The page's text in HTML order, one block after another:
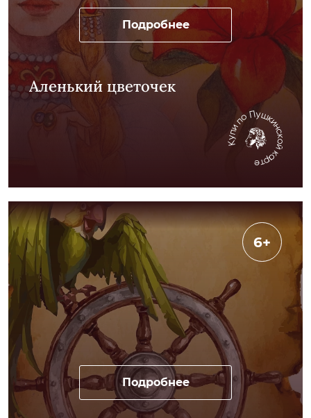
Подробнее
Аленький цветочек
6+
Подробнее